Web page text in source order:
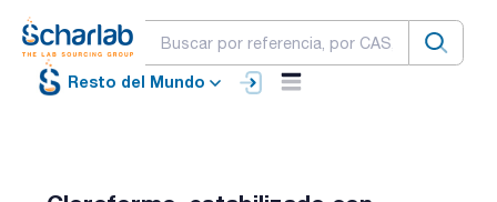
Resto del Mundo